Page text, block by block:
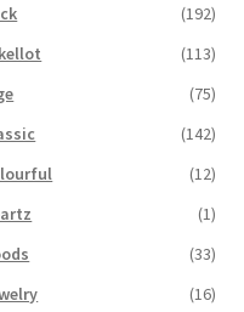
(192)
(113)
(75)
(142)
(12)
(1)
(33)
(16)